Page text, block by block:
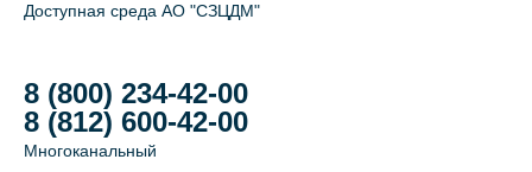
Доступная среда АО "СЗЦДМ"
8 (800) 234-42-00
8 (812) 600-42-00
Многоканальный